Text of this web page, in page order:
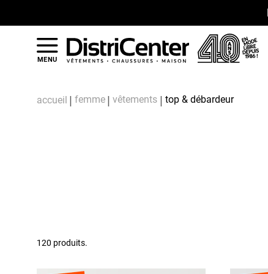
MENU
accueil femme vêtements top & débardeur
120 produits.